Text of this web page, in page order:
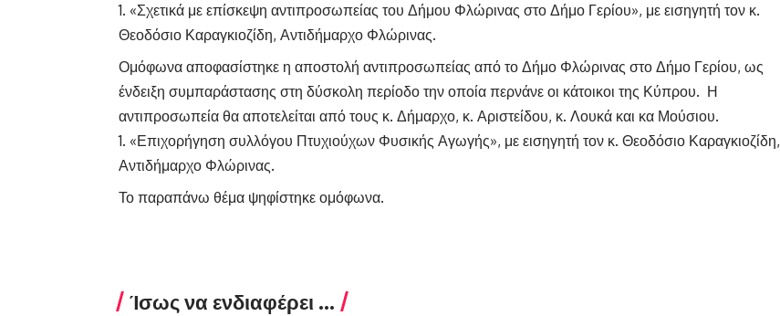
«Σχετικά με επίσκεψη αντιπροσωπείας του Δήμου Φλώρινας στο Δήμο Γερίου», με εισηγητή τον κ.
Θεοδόσιο Καραγκιοζίδη, Αντιδήμαρχο Φλώρινας.
Ομόφωνα αποφασίστηκε η αποστολή αντιπροσωπείας από το Δήμο Φλώρινας στο Δήμο Γερίου, ως
ένδειξη συμπαράστασης στη δύσκολη περίοδο την οποία περνάνε οι κάτοικοι της Κύπρου. Η
αντιπροσωπεία θα αποτελείται από τους κ. Δήμαρχο, κ. Αριστείδου, κ. Λουκά και κα Μούσιου.
«Επιχορήγηση συλλόγου Πτυχιούχων Φυσικής Αγωγής», με εισηγητή τον κ. Θεοδόσιο Καραγκιοζίδη,
Αντιδήμαρχο Φλώρινας.
Το παραπάνω θέμα ψηφίστηκε ομόφωνα.
Ίσως να ενδιαφέρει ...